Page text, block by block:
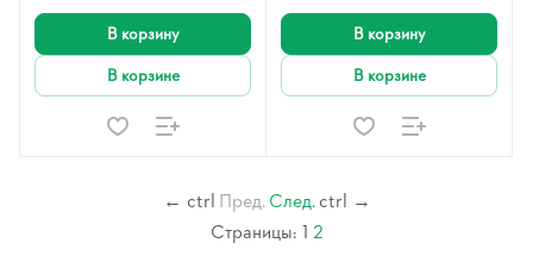
В корзину
В корзине
В корзину
В корзине
← ctrl Пред.След.ctrl →
Страницы: 1 2